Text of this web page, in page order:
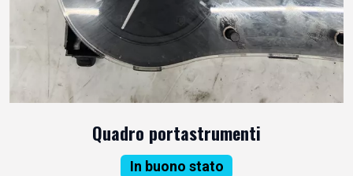
Quadro portastrumenti
In buono stato